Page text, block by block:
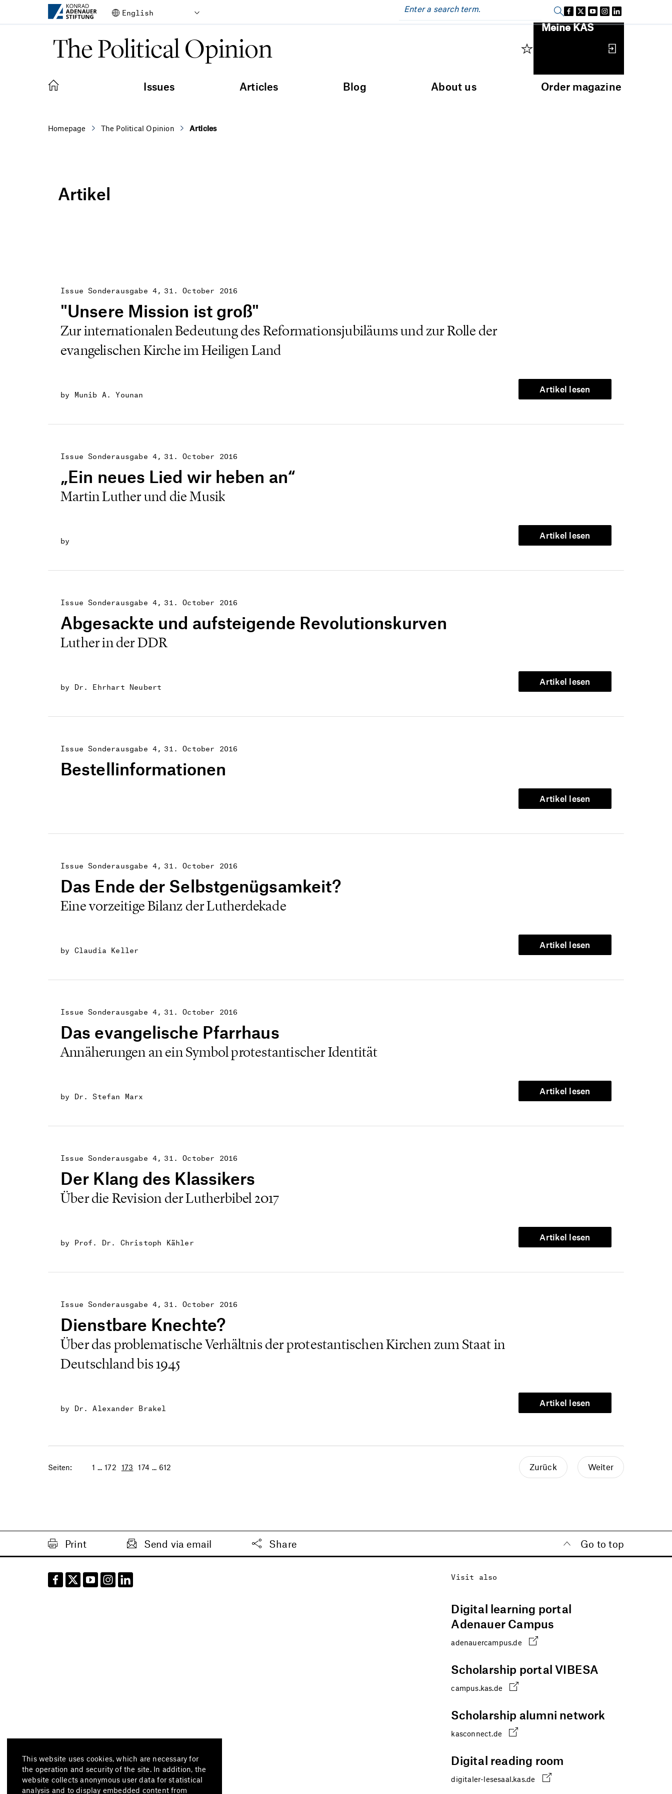
Skip to Main Content
The Political Opinion
Sign in
Meine KAS
Issues Articles Blog About us Order magazine
Homepage The Political Opinion Articles
Artikel
31. October 2016
Issue Sonderausgabe 4
"Unsere Mission ist groß"
Zur internationalen Bedeutung des Reformationsjubiläums und zur Rolle der
evangelischen Kirche im Heiligen Land
by Munib A. Younan
Artikel lesen
31. October 2016
Issue Sonderausgabe 4
„Ein neues Lied wir heben an“
Martin Luther und die Musik
by
Artikel lesen
31. October 2016
Issue Sonderausgabe 4
Abgesackte und aufsteigende Revolutionskurven
Luther in der DDR
by Dr. Ehrhart Neubert
Artikel lesen
31. October 2016
Issue Sonderausgabe 4
Bestellinformationen
Artikel lesen
31. October 2016
Issue Sonderausgabe 4
Das Ende der Selbstgenügsamkeit?
Eine vorzeitige Bilanz der Lutherdekade
by Claudia Keller
Artikel lesen
31. October 2016
Issue Sonderausgabe 4
Das evangelische Pfarrhaus
Annäherungen an ein Symbol protestantischer Identität
by Dr. Stefan Marx
Artikel lesen
31. October 2016
Issue Sonderausgabe 4
Der Klang des Klassikers
Über die Revision der Lutherbibel 2017
by Prof. Dr. Christoph Kähler
Artikel lesen
31. October 2016
Issue Sonderausgabe 4
Dienstbare Knechte?
Über das problematische Verhältnis der protestantischen Kirchen zum Staat in
Deutschland bis 1945
by Dr. Alexander Brakel
Artikel lesen
Seiten: 1 172 173 174 612 Zurück Weiter
Print Send via email Share Go to top
Visit also
Digital learning portal
Adenauer Campus
adenauercampus.de
Scholarship portal VIBESA
campus.kas.de
Scholarship alumni network
kasconnect.de
Digital reading room
digitaler-lesesaal.kas.de
This website uses cookies, which are necessary for
the operation and security of the site. In addition, the
website collects anonymous user data for statistical
analysis and to display embedded content from